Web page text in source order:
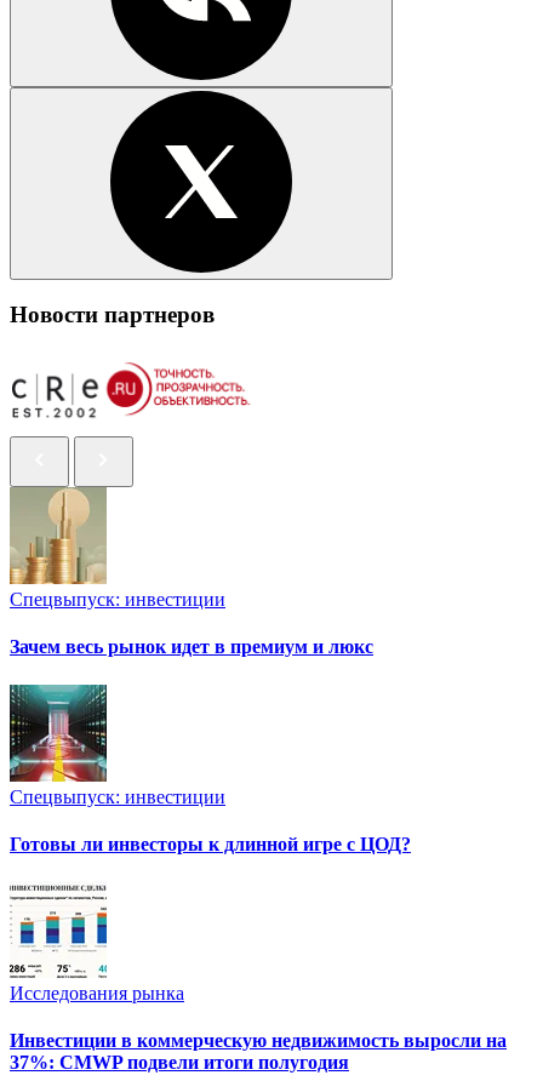
Новости партнеров
Спецвыпуск: инвестиции
Зачем весь рынок идет в премиум и люкс
Спецвыпуск: инвестиции
Готовы ли инвесторы к длинной игре с ЦОД?
Исследования рынка
Инвестиции в коммерческую недвижимость выросли на
37%: CMWP подвели итоги полугодия